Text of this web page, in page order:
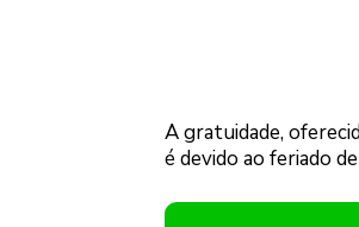
A gratuidade,
é devido ao feriado